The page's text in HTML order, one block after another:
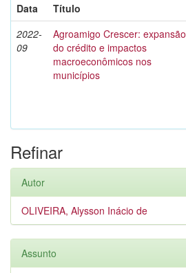
Data
Título
2022-
09
Agroamigo Crescer: expansão
do crédito e impactos
macroeconômicos nos
municípios
Refinar
Autor
OLIVEIRA, Alysson Inácio de
Assunto